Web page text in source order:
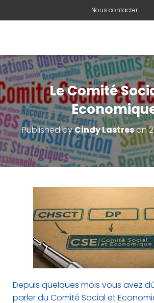
Nous contacter
Le Comité
Published byCindy Lastreson
Depuis quelques mois vous avez
parler du Comité Social et